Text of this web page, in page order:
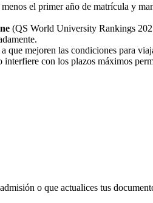
el primer año de matrícula y
(QS World University Rankings
que mejoren las condiciones para
con los plazos máximos
o que actualices tus